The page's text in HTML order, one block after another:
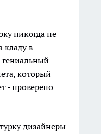
никогда не
кладу в
который
- проверено
дизайнеры